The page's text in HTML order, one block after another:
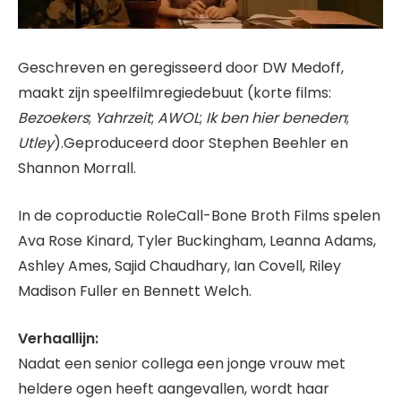
Geschreven en geregisseerd door DW Medoff,
maakt zijn speelfilmregiedebuut (korte films:
Bezoekers; Yahrzeit; AWOL; Ik ben hier beneden;
Utley).Geproduceerd door Stephen Beehler en
Shannon Morrall.
In de coproductie RoleCall-Bone Broth Films spelen
Ava Rose Kinard, Tyler Buckingham, Leanna Adams,
Ashley Ames, Sajid Chaudhary, Ian Covell, Riley
Madison Fuller en Bennett Welch.
Verhaallijn:
Nadat een senior collega een jonge vrouw met
heldere ogen heeft aangevallen, wordt haar